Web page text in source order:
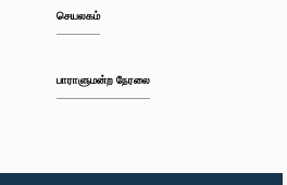
செயலகம்
பாராளுமன்ற நேரலை